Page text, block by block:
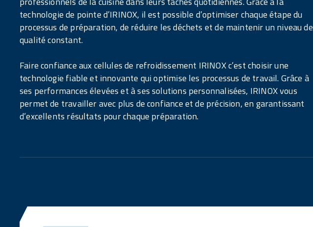
technologie de pointe d’IRINOX, il est possible d’optimiser chaque étape du
processus de préparation, de réduire les déchets et de maintenir un niveau de
qualité constant.
Faire confiance aux cellules de refroidissement IRINOX c’est choisir une
technologie fiable et innovante qui optimise les processus de travail. Grâce à
ses performances élevées et à ses solutions personnalisées, IRINOX vous
permet de travailler avec plus de confiance et de précision, en garantissant
d’excellents résultats pour chaque préparation.